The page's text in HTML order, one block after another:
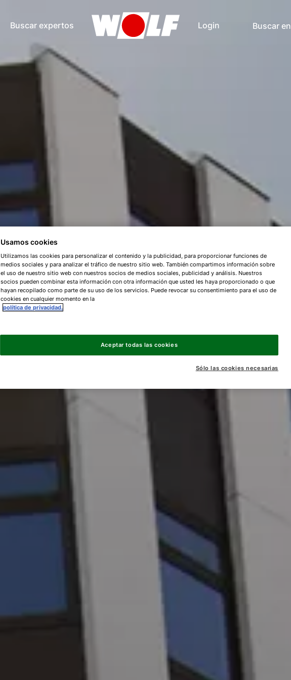
Buscar expertos Login Buscar en
Usamos cookies
Utilizamos las cookies para personalizar el contenido y la publicidad, para proporcionar funciones de
medios sociales y para analizar el tráfico de nuestro sitio web. También compartimos información sobre
el uso de nuestro sitio web con nuestros socios de medios sociales, publicidad y análisis. Nuestros
socios pueden combinar esta información con otra información que usted les haya proporcionado o que
hayan recopilado como parte de su uso de los servicios. Puede revocar su consentimiento para el uso de
cookies en cualquier momento en la
política de privacidad.
Sólo las cookies necesarias
Aceptar todas las cookies